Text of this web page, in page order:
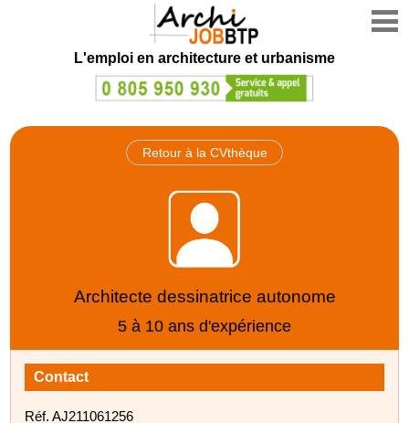
L'emploi en architecture et urbanisme
Retour à la CVthèque
Architecte dessinatrice autonome
5 à 10 ans d'expérience
Contact
Réf. AJ211061256